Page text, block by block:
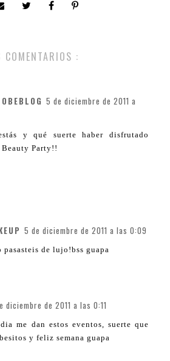
COMENTARIOS :
5 de diciembre de 2011 a
y qué suerte haber disfrutado
Party!!
5 de diciembre de 2011 a las 0:09
pasasteis de lujo!bss guapa
diciembre de 2011 a las 0:11
me dan estos eventos, suerte que
y feliz semana guapa